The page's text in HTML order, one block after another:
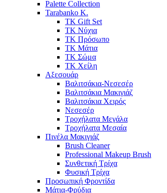
Palette Collection
Tarabanko K.
TK Gift Set
TK Νύχια
TK Πρόσωπο
ΤΚ Μάτια
ΤΚ Σώμα
ΤΚ Χείλη
Αξεσουάρ
Βαλιτσάκια-Νεσεσέρ
Βαλιτσάκια Μακιγιάζ
Βαλιτσάκια Χειρός
Νεσεσέρ
Τροχήλατα Μεγάλα
Τροχήλατα Μεσαία
Πινέλα Μακιγιάζ
Brush Cleaner
Professional Makeup Brush
Συνθετική Τρίχα
Φυσική Τρίχα
Προσωπική Φροντίδα
Μάτια-Φρύδια